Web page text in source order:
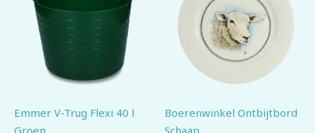
Emmer V-Trug Flexi 40 l
Boerenwinkel Ontbijtbord